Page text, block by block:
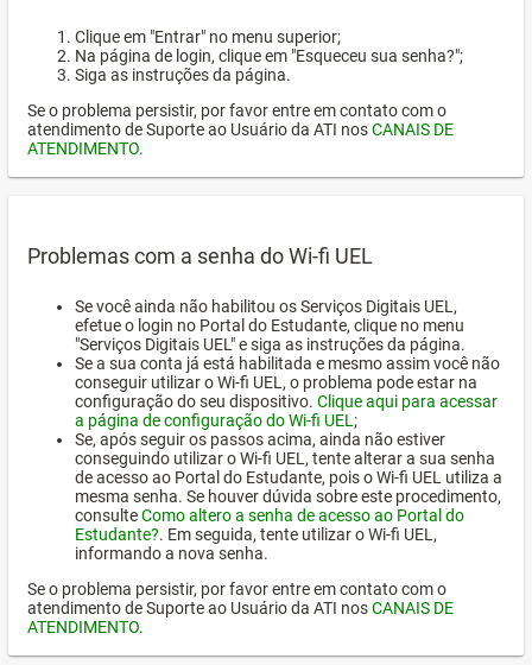
Clique em "Entrar" no menu superior;
Na página de login, clique em "Esqueceu sua senha?";
Siga as instruções da página.
Se o problema persistir, por favor entre em contato com o
atendimento de Suporte ao Usuário da ATI nosCANAIS DE
ATENDIMENTO.
Problemas com a senha do Wi-fi UEL
Se você ainda não habilitou os Serviços Digitais UEL,
efetue o login no Portal do Estudante, clique no menu
"Serviços Digitais UEL" e siga as instruções da página.
Se a sua conta já está habilitada e mesmo assim você não
conseguir utilizar o Wi-fi UEL, o problema pode estar na
configuração do seu dispositivo. Clique aqui para acessar
a página de configuração do Wi-fi UEL ;
Se, após seguir os passos acima, ainda não estiver
conseguindo utilizar o Wi-fi UEL, tente alterar a sua senha
de acesso ao Portal do Estudante, pois o Wi-fi UEL utiliza a
mesma senha. Se houver dúvida sobre este procedimento,
consulteComo altero a senha de acesso ao Portal do
Estudante?. Em seguida, tente utilizar o Wi-fi UEL,
informando a nova senha.
Se o problema persistir, por favor entre em contato com o
atendimento de Suporte ao Usuário da ATI nosCANAIS DE
ATENDIMENTO.